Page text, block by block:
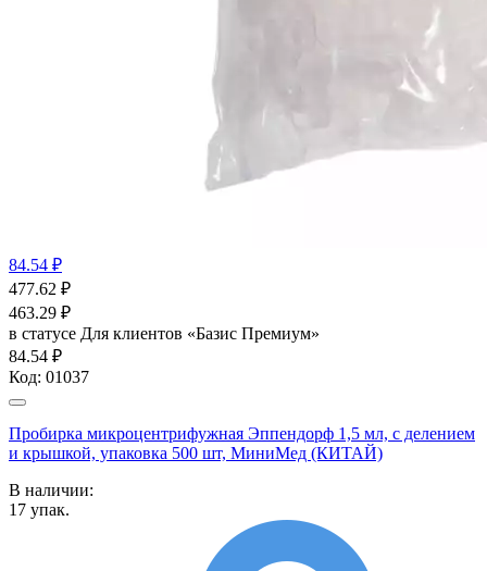
84.54 ₽
477.62 ₽
463.29 ₽
в статусе Для клиентов «Базис Премиум»
84.54 ₽
Код: 01037
Пробирка микроцентрифужная Эппендорф 1,5 мл, с делением
и крышкой, упаковка 500 шт, МиниМед (КИТАЙ)
В наличии:
17 упак.